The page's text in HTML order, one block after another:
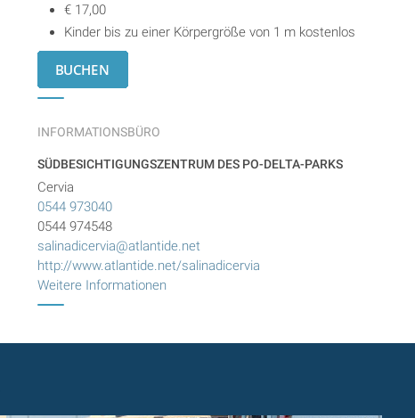
€ 17,00
Kinder bis zu einer Körpergröße von 1 m kostenlos
INFORMATIONSBÜRO
SÜDBESICHTIGUNGSZENTRUM DES PO-DELTA-PARKS
Cervia
0544 973040
0544 974548
salinadicervia@atlantide.net
http://www.atlantide.net/salinadicervia
Weitere Informationen